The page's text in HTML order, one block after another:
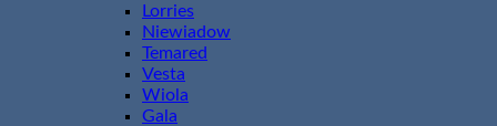
Lorries
Niewiadow
Temared
Vesta
Wiola
Gala